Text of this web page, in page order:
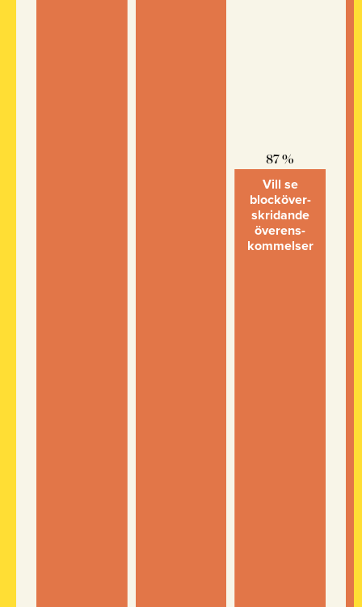
87 %
Vill se
blocköver­
skridande
överens­
kommelser